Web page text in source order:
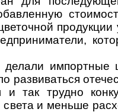
продукции
делали
развиваться
и так трудно
и меньше